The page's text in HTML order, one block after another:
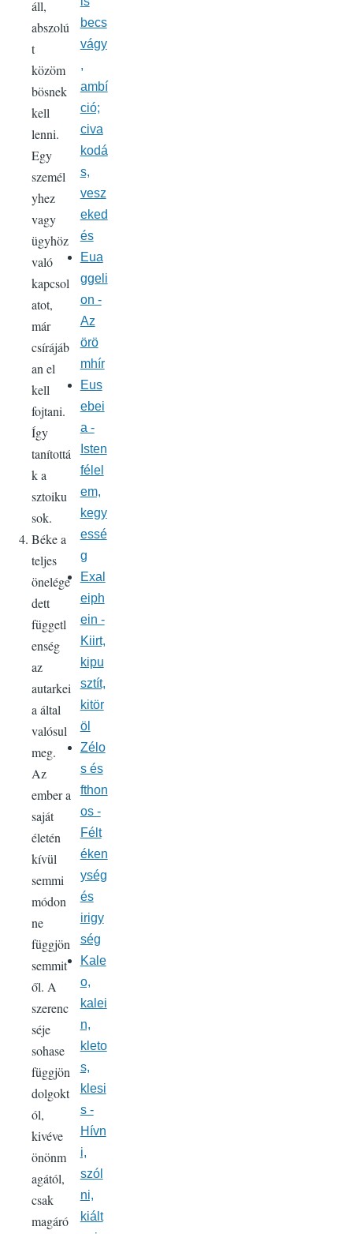
áll,
abszolú
t
közöm
bösnek
kell
lenni.
Egy
személ
yhez
vagy
ügyhöz
való
kapcsol
atot,
már
csírájáb
an el
kell
fojtani.
Így
tanítottá
k a
sztoiku
sok.
Béke a
teljes
önelége
dett
függetl
enség
az
autarkei
a által
valósul
meg.
Az
ember a
saját
életén
kívül
semmi
módon
ne
függjön
semmit
ől. A
szerenc
séje
sohase
függjön
dolgokt
ól,
kivéve
önönm
agától,
csak
magáró
becs
vágy
,
ambí
ció;
civa
kodá
s,
vesz
eked
és
Eua
ggeli
on -
Az
örö
mhír
Eus
ebei
a -
Isten
félel
em,
kegy
essé
g
Exal
eiph
ein -
Kiirt,
kipu
sztít,
kitör
öl
Zélo
s és
fthon
os -
Félt
éken
ység
és
irigy
ség
Kale
o,
kalei
n,
kleto
s,
klesi
s -
Hívn
i,
szól
ni,
kiált